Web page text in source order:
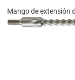
Mango de extensión